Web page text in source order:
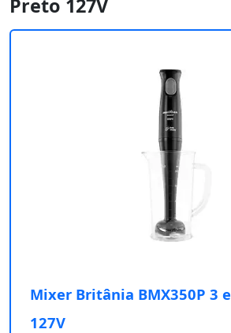
Preto 127V
Mixer Britânia BMX350P 3
127V